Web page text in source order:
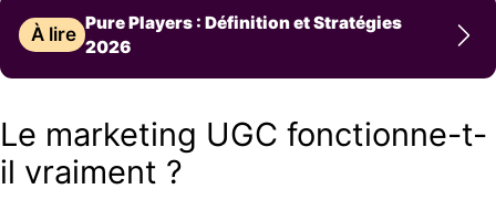
À lire
Pure Players : Définition et Stratégies
2026
Le marketing UGC fonctionne-t-
il vraiment ?